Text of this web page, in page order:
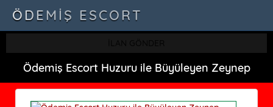
ÖDEMIŞ ESCORT
Ödemiş Escort Huzuru ile Büyüleyen Zeynep